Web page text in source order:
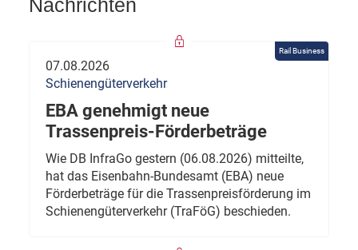
Nachrichten
Rail Business
07.08.2026
Schienengüterverkehr
EBA genehmigt neue
Trassenpreis-Förderbeträge
Wie DB InfraGo gestern (06.08.2026) mitteilte,
hat das Eisenbahn-Bundesamt (EBA) neue
Förderbeträge für die Trassenpreisförderung im
Schienengüterverkehr (TraFöG) beschieden.